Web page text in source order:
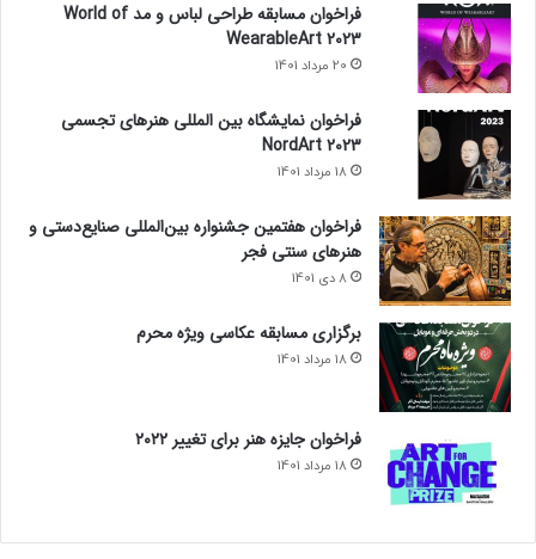
فراخوان مسابقه طراحی لباس و مد World of
WearableArt 2023
20 مرداد 1401
فراخوان نمایشگاه بین المللی هنرهای تجسمی
NordArt 2023
18 مرداد 1401
فراخوان هفتمین جشنواره بین‌المللی صنایع‌دستی و
هنرهای سنتی فجر
8 دی 1401
برگزاری مسابقه عکاسی ویژه محرم
18 مرداد 1401
فراخوان جایزه هنر برای تغییر ۲۰۲۲
18 مرداد 1401